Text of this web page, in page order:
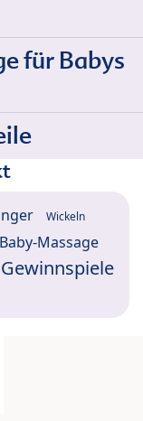
für Babys
Wickeln
Baby-Massage
Gewinnspiele